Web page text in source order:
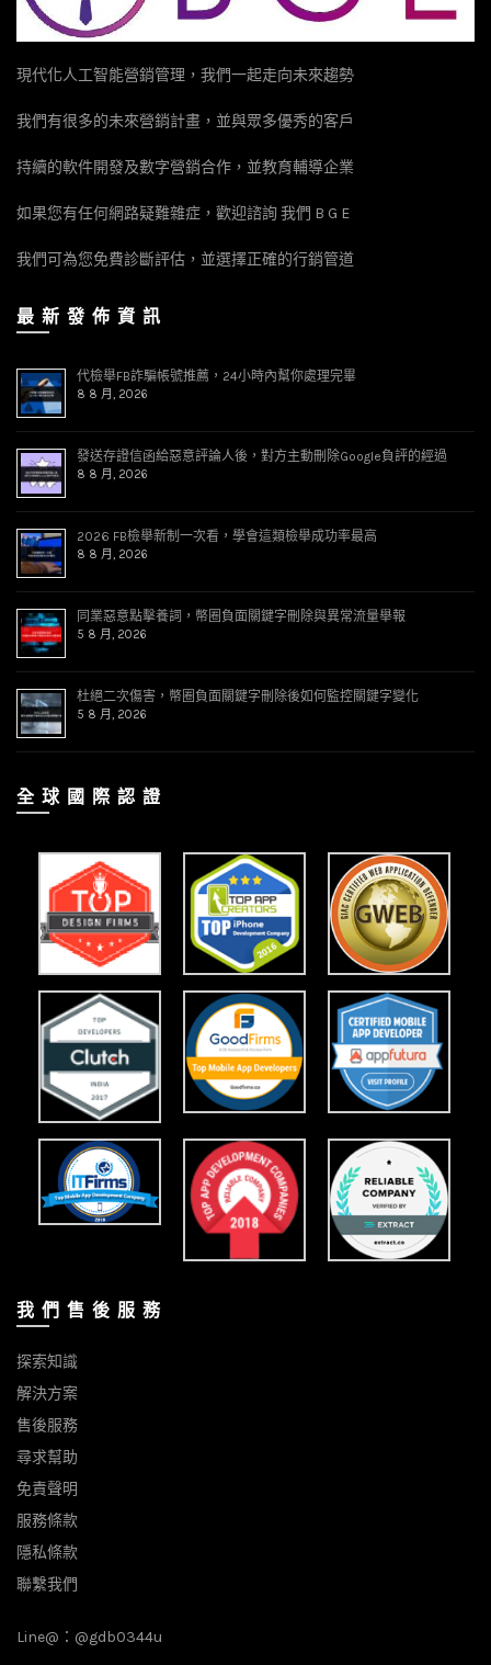
現代化人工智能營銷管理，我們一起走向未來趨勢
我們有很多的未來營銷計畫，並與眾多優秀的客戶
持續的軟件開發及數字營銷合作，並教育輔導企業
如果您有任何網路疑難雜症，歡迎諮詢 我們 B G E
我們可為您免費診斷評估，並選擇正確的行銷管道
最 新 發 佈 資 訊
代檢舉FB詐騙帳號推薦，24小時內幫你處理完畢
8 8 月, 2026
發送存證信函給惡意評論人後，對方主動刪除Google負評的經過
8 8 月, 2026
2026 FB檢舉新制一次看，學會這類檢舉成功率最高
8 8 月, 2026
同業惡意點擊養詞，幣圈負面關鍵字刪除與異常流量舉報
5 8 月, 2026
杜絕二次傷害，幣圈負面關鍵字刪除後如何監控關鍵字變化
5 8 月, 2026
全 球 國 際 認 證
我 們 售 後 服 務
探索知識
解決方案
售後服務
尋求幫助
免責聲明
服務條款
隱私條款
聯繫我們
Line@： @gdb0344u